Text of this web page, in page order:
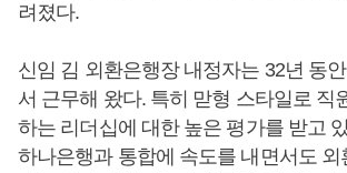
려졌다.
신임 김 외환은행장 내정자는 32년 동
서 근무해 왔다. 특히 맏형 스타일로 직
하는 리더십에 대한 높은 평가를 받고
하나은행과 통합에 속도를 내면서도 외